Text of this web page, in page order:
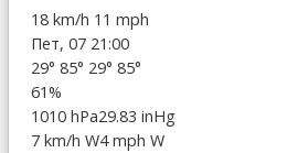
18 km/h 11 mph
Пет, 07 21:00
29° 85° 29° 85°
61%
1010 hPa29.83 inHg
7 km/h W4 mph W